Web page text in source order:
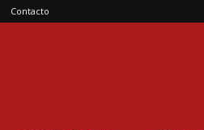
Contacto